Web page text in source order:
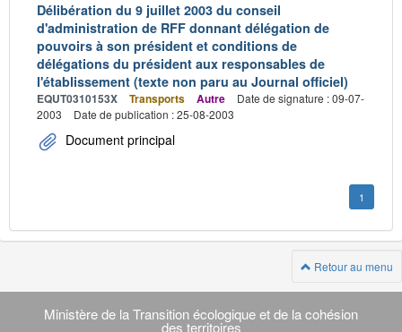
Délibération du 9 juillet 2003 du conseil
d'administration de RFF donnant délégation de
pouvoirs à son président et conditions de
délégations du président aux responsables de
l'établissement (texte non paru au Journal officiel)
EQUT0310153X Transports Autre
Date de signature : 09-07-
2003
Date de publication : 25-08-2003
Document principal
1
Retour au menu
Navigation
transverse
Ministère de la Transition écologique et de la cohésion
des territoires